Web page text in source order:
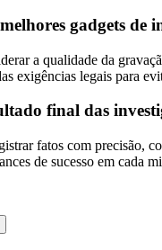
gadgets de
a qualidade da
exigências legais para
final das
fatos com precisão,
de sucesso em cada